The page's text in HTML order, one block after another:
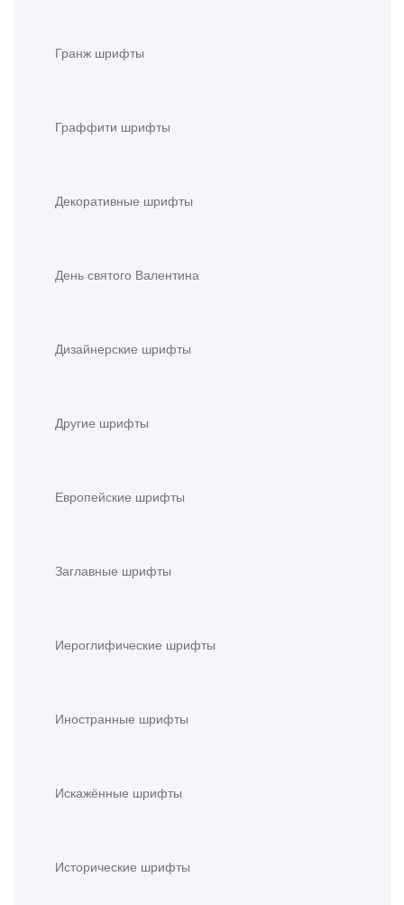
Гранж шрифты
Граффити шрифты
Декоративные шрифты
День святого Валентина
Дизайнерские шрифты
Другие шрифты
Европейские шрифты
Заглавные шрифты
Иероглифические шрифты
Иностранные шрифты
Искажённые шрифты
Исторические шрифты